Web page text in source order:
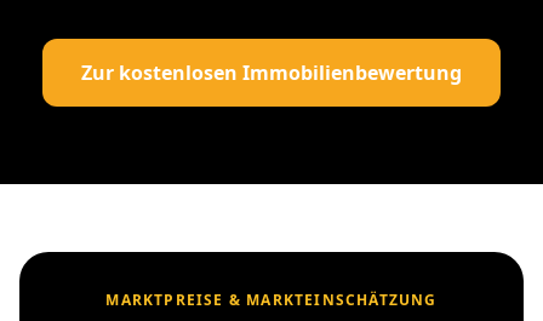
Zur kostenlosen Immobilienbewertung
MARKTPREISE & MARKTEINSCHÄTZUNG